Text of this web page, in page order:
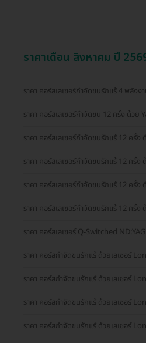
ราคาเดือน สิงหาคม ปี
ราคา คอร์สเลเซอร์กำจัดขนรักแร้ 4 พลัง
ราคา คอร์สเลเซอร์กำจัดขน 12 ครั้ง ด้วย
ราคา คอร์สเลเซอร์กำจัดขนรักแร้ 12 ครั้ง
ราคา คอร์สเลเซอร์กำจัดขนรักแร้ 12 ครั้ง
ราคา คอร์สเลเซอร์กำจัดขนรักแร้ 12 ครั้ง
ราคา คอร์สเลเซอร์กำจัดขนรักแร้ 12 ครั้ง
ราคา คอร์สเลเซอร์ Q-Switched
ราคา คอร์สกำจัดขนรักแร้ ด้วยเลเซอร์
ราคา คอร์สกำจัดขนรักแร้ ด้วยเลเซอร์
ราคา คอร์สกำจัดขนรักแร้ ด้วยเลเซอร์
ราคา คอร์สกำจัดขนรักแร้ ด้วยเลเซอร์